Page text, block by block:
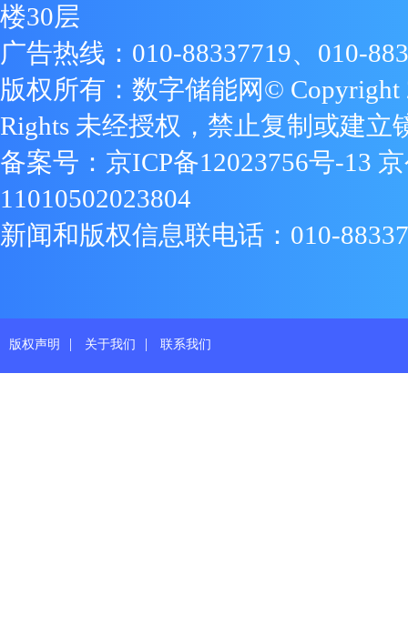
楼30层
广告热线：010-88337719、010-
版权所有：数字储能网© Copyright
Rights 未经授权，禁止复制或建立
备案号： 京ICP备12023756号-13
11010502023804
新闻和版权信息联电话：010-
版权声明 | 关于我们 | 联系我们